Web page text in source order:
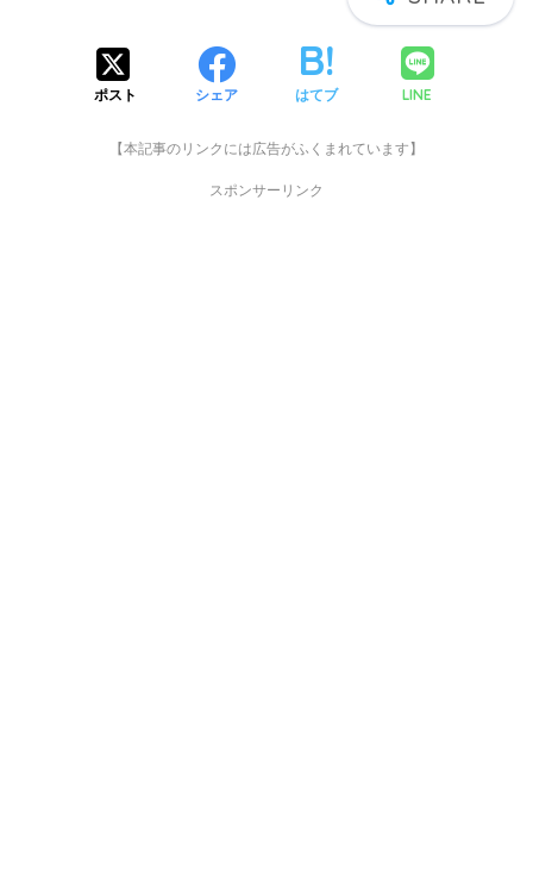
ポスト シェア はてブ LINE
【本記事のリンクには広告がふくまれています】
スポンサーリンク